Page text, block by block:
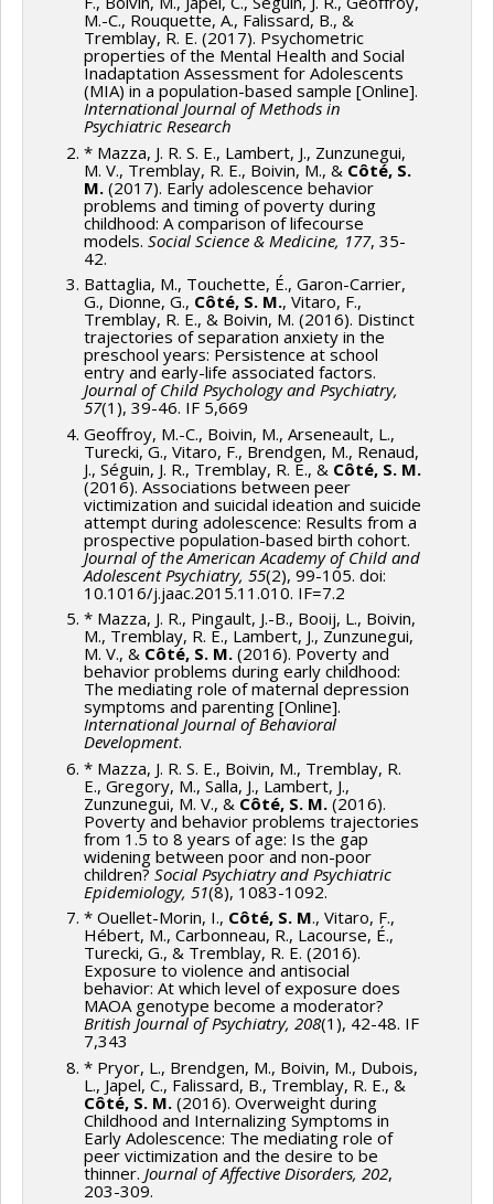
Vanasse,Benoît Laplante,Éric Latimer ,Annette
Majnemer,Frédéric Lesemann,Patrick Marier,
,Jorgen Hansen,Robert O Pihl,Céline Le
Bourdais,Sylvain Bourdon ,Jacques Ledent
Damaris
,Nong Zhu ,Benoit Dostie
Michael R. Smith,Antonio Ciampi,Mark Zoccolillo
Nancy Mayo,Nancy Annette Ross,Maida J. Sewitch
Giovani Burgos,Hope Weiler,Marie Robert
Thomas Léger,Gilles Caporossi,William Bukowski
Michel Laroche
Mario Fortin
Parent, Michel Préville,Carmen Dionne , Elmustapha
Najem,John Lynch ,Lindsey John,Paul Makdissi,
Penrod,Lucie Morin, Martine Hébert ,Guy Lacroix
Philip Merrigan,Marie-Christine Saint-Jacques,
Richard Marcoux,Pierre Doray
Catherine Des Rivières-Pigeon, Guy Fréchet ,Lucie
Deblois,Jean-Yves Duclos,Gérard Duhaime,Bernard
,Louis-Paul Rivest, Bruce Shearer,
Thériault,Charles Bellemare,Pierre Ouellette,
Rebecca Fuhrer,Robert Pampalon,Lise Renaud ,
Pierre Drouilly,Claude Dumas,Pierre Lefebvre
Benoît Levesque,Katherine Lippel,Nicolas Marceau
André Marchand,Karen Messing,Jocelyne Morin,
Christa Japel,Nathalie Bigras,Étienne Wasmer
Lecomte,Jean-Marie Boisvert,Jocelyne Giasson
Lise St-Laurent, Marc Van Audenrode,
Shearmur,Denis Harrisson,
Quesnel Vallée , Rober Platt,Michel Boivin
Sources de financement :FRQSC/Fonds de recherche
du Québec - Société et culture (FQRSC)
Programmes de subvention :PV129894-(RG)
Programme Regroupements stratégiques
Programmes de subvention :PVXXXXXX-Subvention
de recherche en équipe en santé mentale-Volet A-
(adultes, enfants, adolescents)
M.-C., Rouquette, A., Falissard, B., &
Tremblay, R. E. (2017). Psychometric
properties of the Mental Health and Social
Inadaptation Assessment for Adolescents
(MIA) in a population-based sample [Online].
International Journal of Methods in
Psychiatric Research
* Mazza, J. R. S. E., Lambert, J., Zunzunegui,
M. V., Tremblay, R. E., Boivin, M., & Côté, S.
M. (2017). Early adolescence behavior
problems and timing of poverty during
childhood: A comparison of lifecourse
models. Social Science & Medicine, 177, 35-
42.
Battaglia, M., Touchette, É., Garon-Carrier,
G., Dionne, G., Côté, S. M., Vitaro, F.,
Tremblay, R. E., & Boivin, M. (2016). Distinct
trajectories of separation anxiety in the
preschool years: Persistence at school
entry and early-life associated factors.
Journal of Child Psychology and Psychiatry,
57(1), 39-46. IF 5,669
Geoffroy, M.-C., Boivin, M., Arseneault, L.,
Turecki, G., Vitaro, F., Brendgen, M., Renaud,
J., Séguin, J. R., Tremblay, R. E., & Côté, S. M.
(2016). Associations between peer
victimization and suicidal ideation and suicide
attempt during adolescence: Results from a
prospective population-based birth cohort.
Journal of the American Academy of Child and
Adolescent Psychiatry, 55(2), 99-105. doi:
10.1016/j.jaac.2015.11.010. IF=7.2
* Mazza, J. R., Pingault, J.-B., Booij, L., Boivin,
M., Tremblay, R. E., Lambert, J., Zunzunegui,
M. V., & Côté, S. M. (2016). Poverty and
behavior problems during early childhood:
The mediating role of maternal depression
symptoms and parenting [Online].
International Journal of Behavioral
Development.
* Mazza, J. R. S. E., Boivin, M., Tremblay, R.
E., Gregory, M., Salla, J., Lambert, J.,
Zunzunegui, M. V., & Côté, S. M. (2016).
Poverty and behavior problems trajectories
from 1.5 to 8 years of age: Is the gap
widening between poor and non-poor
children? Social Psychiatry and Psychiatric
Epidemiology, 51(8), 1083-1092.
* Ouellet-Morin, I., Côté, S. M., Vitaro, F.,
Hébert, M., Carbonneau, R., Lacourse, É.,
Turecki, G., & Tremblay, R. E. (2016).
Exposure to violence and antisocial
behavior: At which level of exposure does
MAOA genotype become a moderator?
British Journal of Psychiatry, 208(1), 42-48. IF
7,343
* Pryor, L., Brendgen, M., Boivin, M., Dubois,
L., Japel, C., Falissard, B., Tremblay, R. E., &
Côté, S. M. (2016). Overweight during
Childhood and Internalizing Symptoms in
Early Adolescence: The mediating role of
peer victimization and the desire to be
thinner. Journal of Affective Disorders, 202,
203-309.